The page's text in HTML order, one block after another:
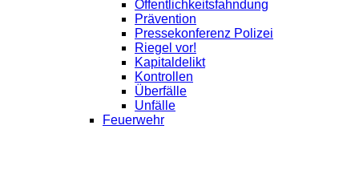
Öffentlichkeitsfahndung
Prävention
Pressekonferenz Polizei
Riegel vor!
Kapitaldelikt
Kontrollen
Überfälle
Unfälle
Feuerwehr